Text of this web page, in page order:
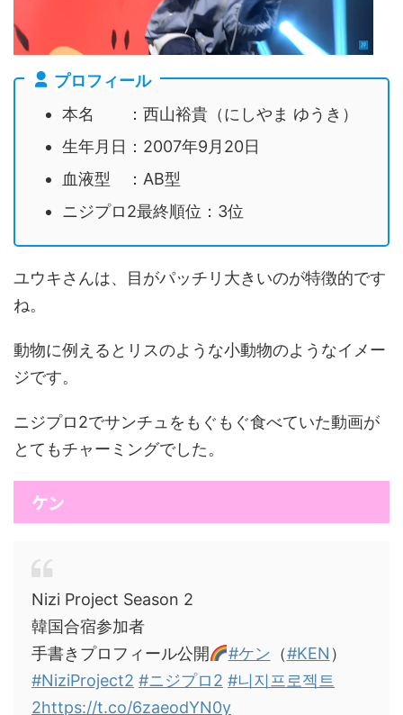
プロフィール
本名 ：西山裕貴（にしやま ゆうき）
生年月日：2007年9月20日
血液型 ：AB型
ニジプロ2最終順位：3位
ユウキさんは、目がパッチリ大きいのが特徴的です
ね。
動物に例えるとリスのような小動物のようなイメー
ジです。
ニジプロ2でサンチュをもぐもぐ食べていた動画が
とてもチャーミングでした。
ケン
Nizi Project Season 2
韓国合宿参加者
手書きプロフィール公開
#ケン （#KEN ）
#NiziProject2 #ニジプロ2 #니지프로젝트
2https://t.co/6zaeodYN0y